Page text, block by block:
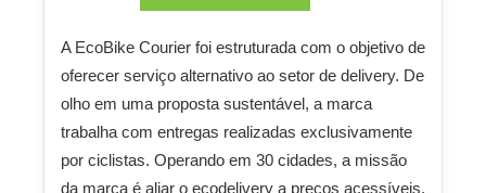
A EcoBike Courier foi estruturada com o objetivo de
oferecer serviço alternativo ao setor de delivery. De
olho em uma proposta sustentável, a marca
trabalha com entregas realizadas exclusivamente
por ciclistas. Operando em 30 cidades, a missão
da marca é aliar o ecodelivery a preços acessíveis.